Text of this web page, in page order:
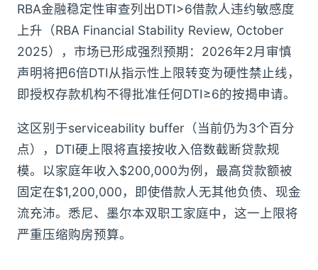
RBA金融稳定性审查列出DTI>6借款人违约敏感度
上升（RBA Financial Stability Review, October
2025），市场已形成强烈预期：2026年2月审慎
声明将把6倍DTI从指示性上限转变为硬性禁止线，
即授权存款机构不得批准任何DTI≥6的按揭申请。
这区别于serviceability buffer（当前仍为3个百分
点），DTI硬上限将直接按收入倍数截断贷款规
模。以家庭年收入$200,000为例，最高贷款额被
固定在$1,200,000，即使借款人无其他负债、现金
流充沛。悉尼、墨尔本双职工家庭中，这一上限将
严重压缩购房预算。